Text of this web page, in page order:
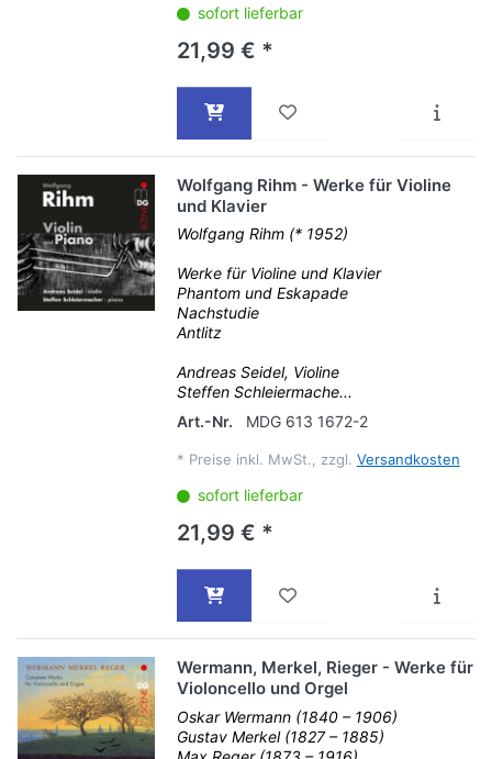
sofort lieferbar
21,99 € *
Wolfgang Rihm - Werke für Violine
und Klavier
Wolfgang Rihm (* 1952)
Werke für Violine und Klavier
Phantom und Eskapade
Nachstudie
Antlitz
Andreas Seidel, Violine
Steffen Schleiermache...
Art.-Nr.
MDG 613 1672-2
* Preise inkl. MwSt., zzgl. Versandkosten
sofort lieferbar
21,99 € *
Wermann, Merkel, Rieger - Werke für
Violoncello und Orgel
Oskar Wermann (1840 – 1906)
Gustav Merkel (1827 – 1885)